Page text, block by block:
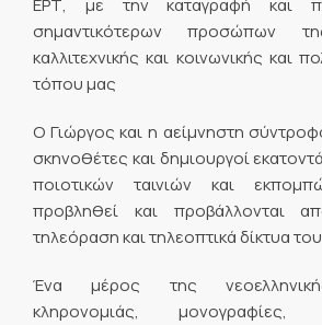
σημαντικότερων προσώπων
καλλιτεχνικής και κοινωνικής και
τόπου μας
Ο Γιώργος και η αείμνηστη
σκηνοθέτες και δημιουργοί
ποιοτικών ταινιών και
προβληθεί και προβάλλονται
τηλεόραση και τηλεοπτικά δίκτυα
Ένα μέρος της
κληρονομιάς, μονογραφίες,